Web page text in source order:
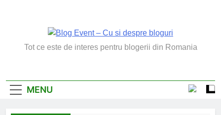
Blog Event – Cu Si
Tot ce este de interes pentru blogerii din Romania
MENU